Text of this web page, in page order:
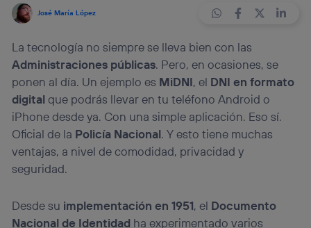
José María López
La tecnología no siempre se lleva bien con las
Administraciones públicas. Pero, en ocasiones, se
ponen al día. Un ejemplo es MiDNI, el DNI en formato
digitalque podrás llevar en tu teléfono Android o
iPhone desde ya. Con una simple aplicación. Eso sí.
Oficial de la Policía Nacional. Y esto tiene muchas
ventajas, a nivel de comodidad, privacidad y
seguridad.
Desde su implementación en 1951, el Documento
Nacional de Identidad ha experimentado varios